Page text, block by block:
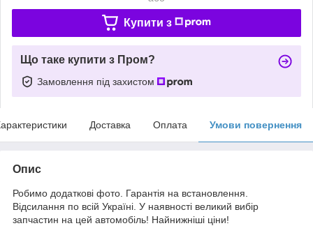
Купити з
Що таке купити з Пром?
Замовлення під захистом
Доставка Оплата Умови повернення
Опис
Робимо додаткові фото. Гарантія на встановлення.
Відсилання по всій Україні. У наявності великий вибір
запчастин на цей автомобіль! Найнижніші ціни!